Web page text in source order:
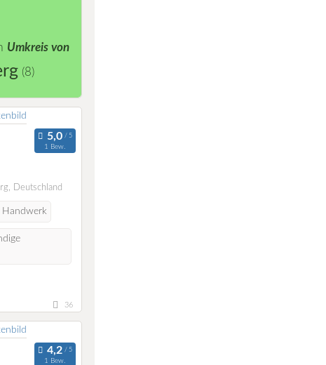
Umkreis von
(8)
1 Bew.
Deutschland
Handwerk
36
1 Bew.